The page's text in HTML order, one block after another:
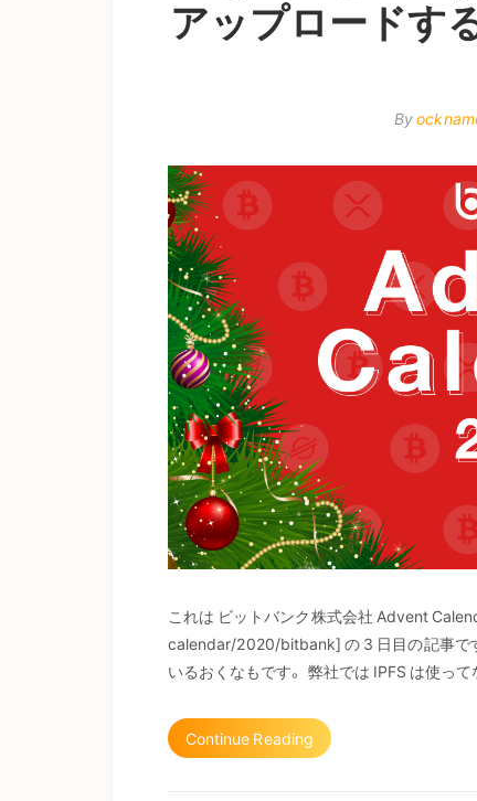
アップロードす
By
これは ビットバンク株式会社 Advent
calendar/2020/bitbank] の 3 日目の記事で
いるおくなもです。 弊社では IPFS は使って
Continue Reading